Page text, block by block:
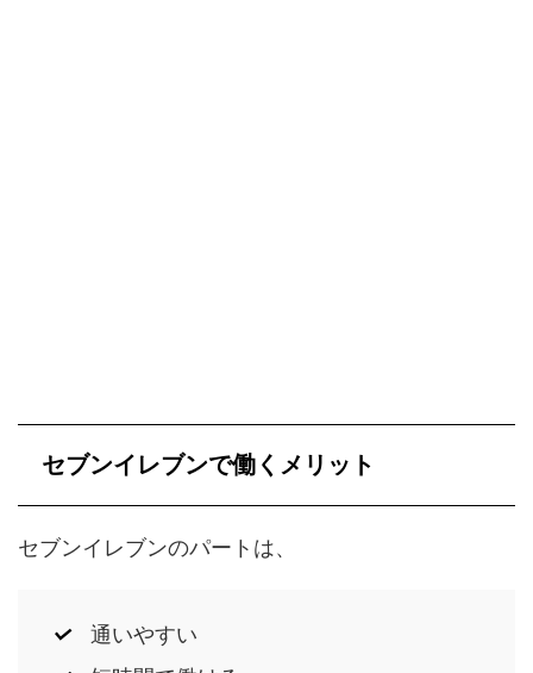
セブンイレブンで働くメリット
セブンイレブンのパートは、
通いやすい